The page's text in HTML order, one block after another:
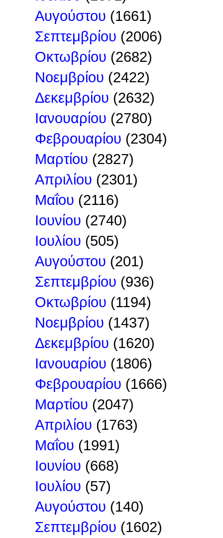
Αυγούστου (1661)
Σεπτεμβρίου (2006)
Οκτωβρίου (2682)
Νοεμβρίου (2422)
Δεκεμβρίου (2632)
Ιανουαρίου (2780)
Φεβρουαρίου (2304)
Μαρτίου (2827)
Απριλίου (2301)
Μαΐου (2116)
Ιουνίου (2740)
Ιουλίου (505)
Αυγούστου (201)
Σεπτεμβρίου (936)
Οκτωβρίου (1194)
Νοεμβρίου (1437)
Δεκεμβρίου (1620)
Ιανουαρίου (1806)
Φεβρουαρίου (1666)
Μαρτίου (2047)
Απριλίου (1763)
Μαΐου (1991)
Ιουνίου (668)
Ιουλίου (57)
Αυγούστου (140)
Σεπτεμβρίου (1602)